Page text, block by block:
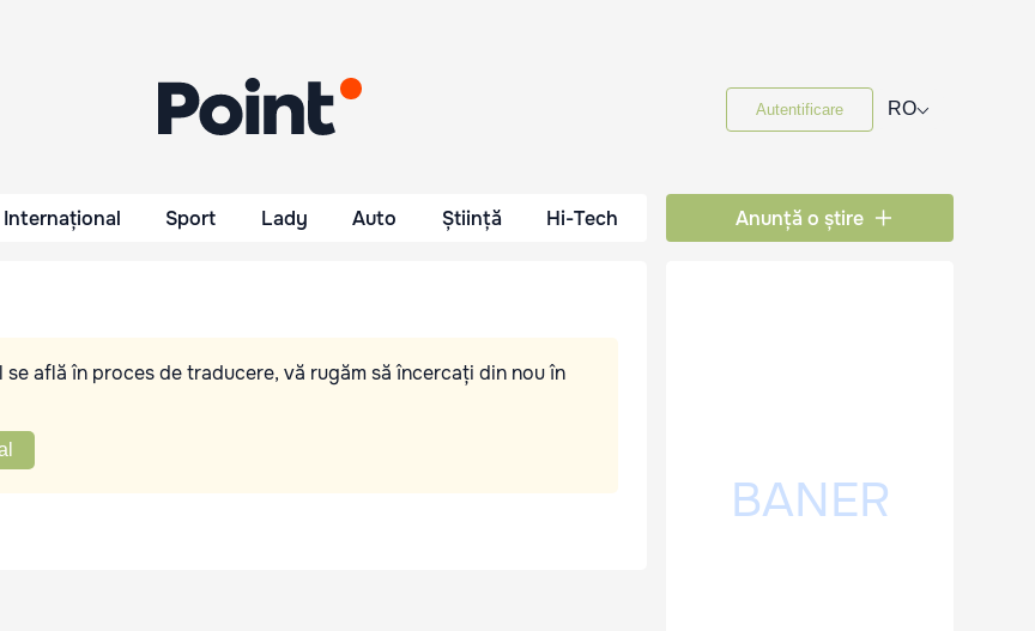
Autentificare RO⌵
Internațional Sport Lady Auto Știință Hi-Tech Anunță o știre
află în proces de traducere, vă rugăm să încercați din nou în